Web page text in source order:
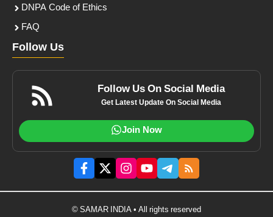
DNPA Code of Ethics
FAQ
Follow Us
Follow Us On Social Media
Get Latest Update On Social Media
Join Now
© SAMAR INDIA • All rights reserved